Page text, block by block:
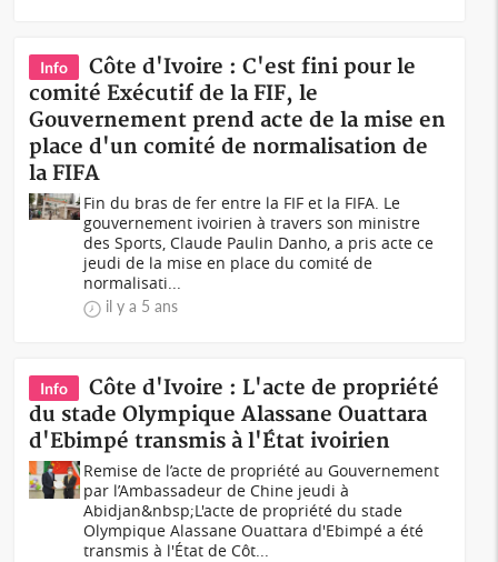
Info
Côte d'Ivoire : C'est fini pour le
comité Exécutif de la FIF, le
Gouvernement prend acte de la mise en
place d'un comité de normalisation de
la FIFA
Fin du bras de fer entre la FIF et la FIFA. Le
gouvernement ivoirien à travers son ministre
des Sports, Claude Paulin Danho, a pris acte ce
jeudi de la mise en place du comité de
normalisati...
il y a 5 ans
Info
Côte d'Ivoire : L'acte de propriété
du stade Olympique Alassane Ouattara
d'Ebimpé transmis à l'État ivoirien
Remise de l’acte de propriété au Gouvernement
par l’Ambassadeur de Chine jeudi à
Abidjan&nbsp;L'acte de propriété du stade
Olympique Alassane Ouattara d'Ebimpé a été
transmis à l'État de Côt...